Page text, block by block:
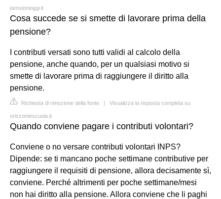
pensionioggi.it
Cosa succede se si smette di lavorare prima della
pensione?
I contributi versati sono tutti validi al calcolo della
pensione, anche quando, per un qualsiasi motivo si
smette di lavorare prima di raggiungere il diritto alla
pensione.
Richiesta di rimozione della fonte | Visualizza la risposta completa su
orizzontescuola.it
Quando conviene pagare i contributi volontari?
Conviene o no versare contributi volontari INPS?
Dipende: se ti mancano poche settimane contributive per
raggiungere il requisiti di pensione, allora decisamente sì,
conviene. Perché altrimenti per poche settimane/mesi
non hai diritto alla pensione. Allora conviene che li paghi